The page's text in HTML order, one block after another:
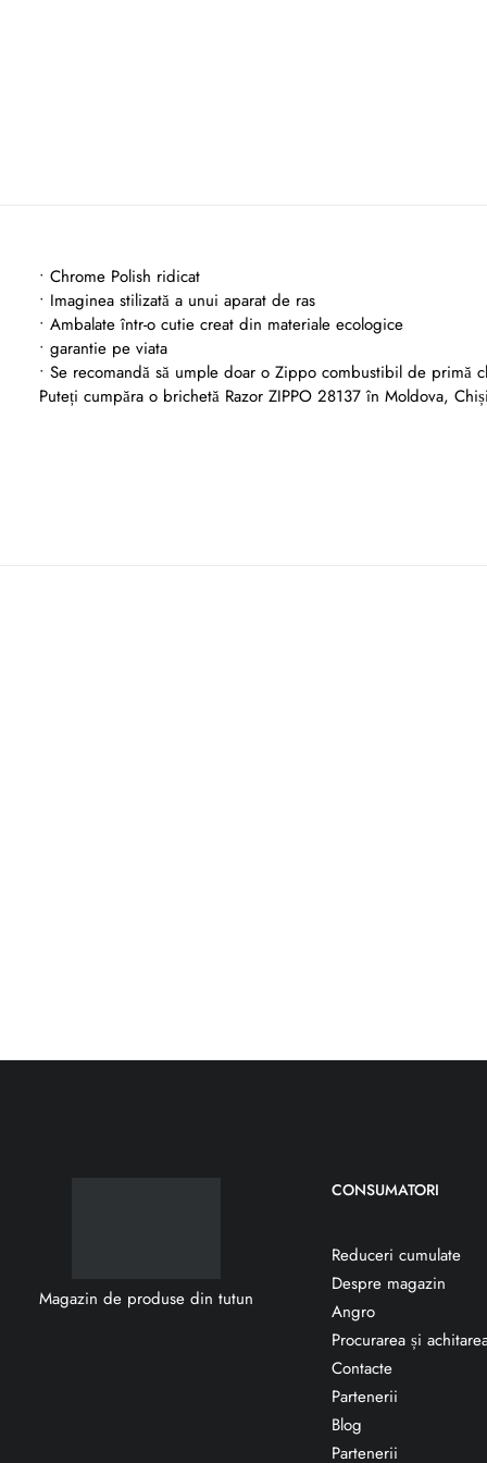
• Chrome Polish ridicat
• Imaginea stilizată a unui aparat de ras
• Ambalate într-o cutie creat din materiale ecologice
• garantie pe viata
• Se recomandă să umple doar o Zippo combustibil de primă
Puteți cumpăra o brichetă Razor ZIPPO 28137 în Moldova,
Magazin de produse din tutun
CONSUMATORI
Reduceri cumulate
Despre magazin
Angro
Procurarea și
Contacte
Partenerii
Blog
Partenerii